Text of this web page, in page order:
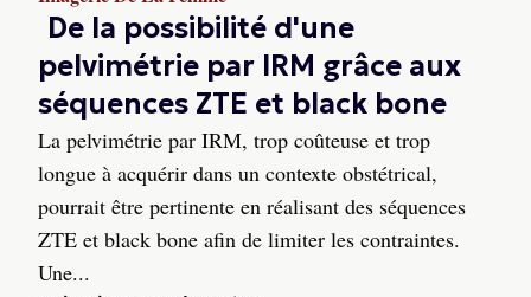
De la possibilité d'une
pelvimétrie par IRM grâce aux
séquences ZTE et black bone
La pelvimétrie par IRM, trop coûteuse et trop
longue à acquérir dans un contexte obstétrical,
pourrait être pertinente en réalisant des séquences
ZTE et black bone afin de limiter les contraintes.
Une...